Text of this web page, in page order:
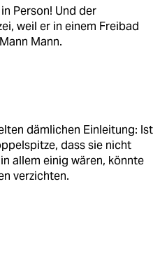
Person! Und der
weil er in einem Freibad
Mann.
dämlichen Einleitung: Ist
dass sie nicht
allem einig wären, könnte
verzichten.